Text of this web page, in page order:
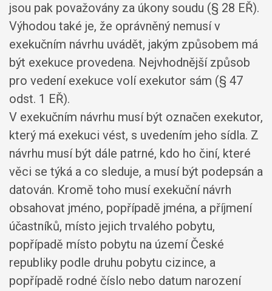
jsou pak považovány za úkony soudu (§ 28 EŘ).
Výhodou také je, že oprávněný nemusí v
exekučním návrhu uvádět, jakým způsobem má
být exekuce provedena. Nejvhodnější způsob
pro vedení exekuce volí exekutor sám (§ 47
odst. 1 EŘ).
V exekučním návrhu musí být označen exekutor,
který má exekuci vést, s uvedením jeho sídla. Z
návrhu musí být dále patrné, kdo ho činí, které
věci se týká a co sleduje, a musí být podepsán a
datován. Kromě toho musí exekuční návrh
obsahovat jméno, popřípadě jména, a příjmení
účastníků, místo jejich trvalého pobytu,
popřípadě místo pobytu na území České
republiky podle druhu pobytu cizince, a
popřípadě rodné číslo nebo datum narození